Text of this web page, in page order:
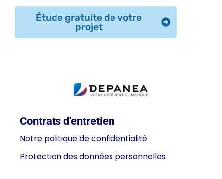
Étude gratuite de votre
projet
Contrats d'entretien
Notre politique de confidentialité
Protection des données personnelles